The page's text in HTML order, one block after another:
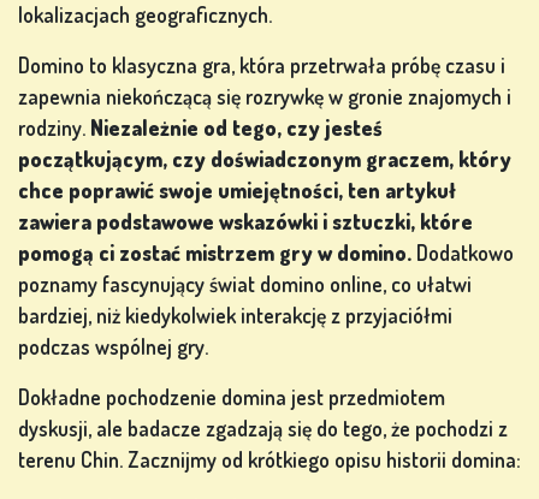
GRY
KARCIANE
GRY
LOTERYJNE
GRY
PLANSZOWE
INNE
lokalizacjach geograficznych.
Domino to klasyczna gra, która przetrwała próbę czasu i
zapewnia niekończącą się rozrywkę w gronie znajomych i
rodziny. Niezależnie od tego, czy jesteś
początkującym, czy doświadczonym graczem, który
chce poprawić swoje umiejętności, ten artykuł
zawiera podstawowe wskazówki i sztuczki, które
pomogą ci zostać mistrzem gry w domino. Dodatkowo
poznamy fascynujący świat domino online, co ułatwi
bardziej, niż kiedykolwiek interakcję z przyjaciółmi
podczas wspólnej gry.
Dokładne pochodzenie domina jest przedmiotem
dyskusji, ale badacze zgadzają się do tego, że pochodzi z
terenu Chin. Zacznijmy od krótkiego opisu historii domina: